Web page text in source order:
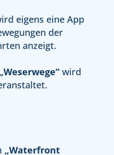
eigens eine App
der
anzeigt.
„Weserwege“wird
„Waterfront